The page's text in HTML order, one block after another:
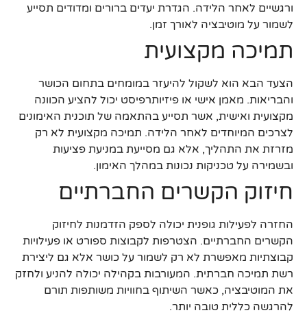
ורגשיים לאחר הלידה. הגדרת יעדים ברורים ומדודים תסייע
לשמור על מוטיבציה לאורך זמן.
תמיכה מקצועית
הצעד הבא הוא לשקול להיעזר במומחים בתחום הכושר
והבריאות. מאמן אישי או פיזיותרפיסט יכול להציע הכוונה
מקצועית ואישית, אשר תסייע בהתאמה של תוכנית האימונים
לצרכים המיוחדים לאחר הלידה. תמיכה מקצועית לא רק
מזרזת את התהליך, אלא גם מסייעת במניעת פציעות
ובשמירה על טכניקות נכונות במהלך האימון.
חיזוק הקשרים החברתיים
החזרה לפעילות גופנית יכולה לספק הזדמנות לחיזוק
הקשרים החברתיים. הצטרפות לקבוצות ספורט או פעילויות
קבוצתיות מאפשרת לא רק לשמור על כושר אלא גם ליצירת
רשת תמיכה חברתית. המעורבות בקהילה יכולה להניע ולחזק
את המוטיבציה, כאשר השיתוף בחוויות משותפות תורם
להרגשה כללית טובה יותר.